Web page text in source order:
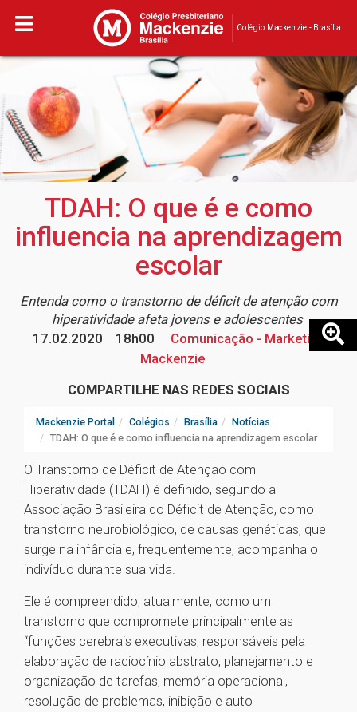
Colégio Mackenzie - Brasília
TDAH: O que é e como
influencia na aprendizagem
escolar
Entenda como o transtorno de déficit de atenção com
hiperatividade afeta jovens e adolescentes
17.02.2020
18h00
Comunicação - Marketing
Mackenzie
COMPARTILHE NAS REDES SOCIAIS
Mackenzie Portal Colégios Brasília
Notícias
TDAH: O que é e como influencia na aprendizagem escolar
O Transtorno de Déficit de Atenção com
Hiperatividade (TDAH) é definido, segundo a
Associação Brasileira do Déficit de Atenção, como
transtorno neurobiológico, de causas genéticas, que
surge na infância e, frequentemente, acompanha o
indivíduo durante sua vida.
Ele é compreendido, atualmente, como um
transtorno que compromete principalmente as
“funções cerebrais executivas, responsáveis pela
elaboração de raciocínio abstrato, planejamento e
organização de tarefas, memória operacional,
resolução de problemas, inibição e auto